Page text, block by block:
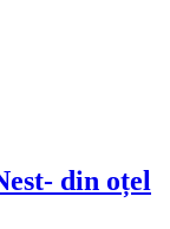
- din oțel